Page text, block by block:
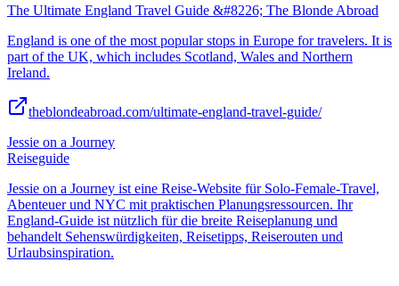
The Ultimate England Travel Guide &#8226; The Blonde Abroad
England is one of the most popular stops in Europe for travelers. It is
part of the UK, which includes Scotland, Wales and Northern
Ireland.
theblondeabroad.com/ultimate-england-travel-guide/
Jessie on a Journey
Reiseguide
Jessie on a Journey ist eine Reise-Website für Solo-Female-Travel,
Abenteuer und NYC mit praktischen Planungsressourcen. Ihr
England-Guide ist nützlich für die breite Reiseplanung und
behandelt Sehenswürdigkeiten, Reisetipps, Reiserouten und
Urlaubsinspiration.